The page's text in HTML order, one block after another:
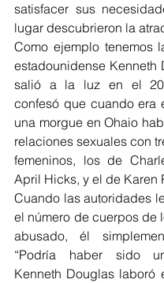
satisfacer sus
lugar descubrieron la
Como ejemplo tenemos
estadounidense Kenneth
salió a la luz en el
confesó que cuando era
una morgue en Ohaio
relaciones sexuales con
femeninos, los de
April Hicks, y el de Karen
Cuando las autoridades
el número de cuerpos de
abusado, él
“Podría haber sido
Kenneth Douglas laboró